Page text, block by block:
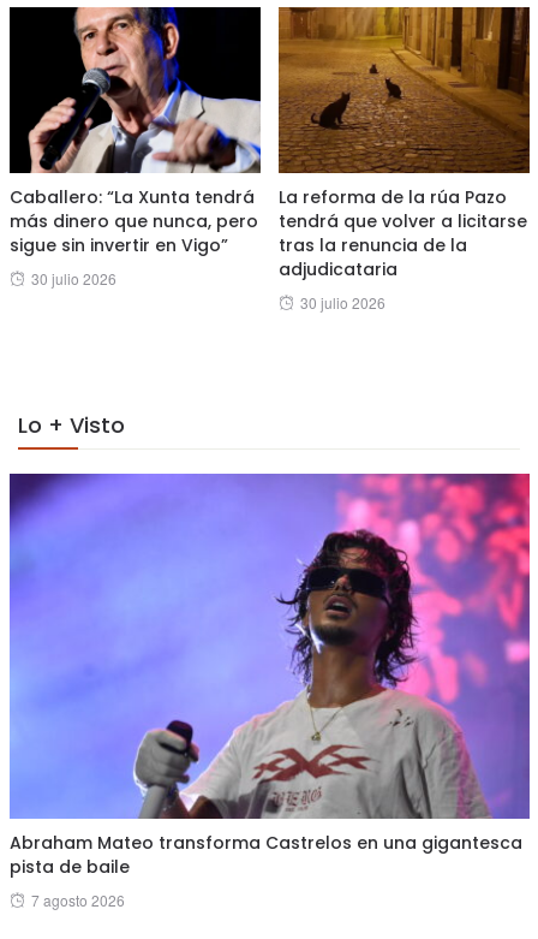
Caballero: “La Xunta tendrá
más dinero que nunca, pero
sigue sin invertir en Vigo”
Posted
30 julio 2026
La reforma de la rúa Pazo
tendrá que volver a licitarse
tras la renuncia de la
adjudicataria
Posted
30 julio 2026
Lo + Visto
Abraham Mateo transforma Castrelos en una gigantesca
pista de baile
Posted
7 agosto 2026